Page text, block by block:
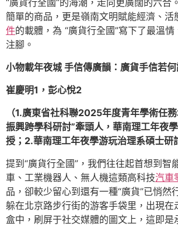
“廣貨行全國”的海潮，走向更廣闊的六合
簡單的商品，更是嶺南文明賦能經濟、活
件的載體，為 “廣貨行全國”寫下了最溫
注腳。
小物載年夜城 手信傳廣韻：廣貨手信若
崔慶明1，彭心悅2
（1.廣東省社科聯2025年度青年學術任
振興跨學科研討”牽頭人，華南理工年夜
授；2.華南理工年夜學游玩治理系碩士研
提到“廣貨行全國”，我們往往起首想到智
車、工業機器人、無人機這類高科技汽車
品，卻較少留心到還有一種“廣貨”已悄然
躲在北京路步行街的游客手袋里，出現在
盒中，刷屏于社交媒體的圖文上，這即是